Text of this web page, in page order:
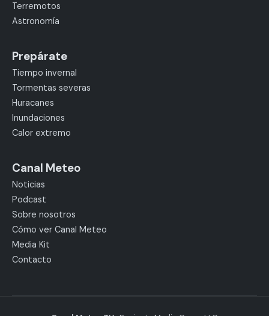
Terremotos
Astronomía
Prepárate
Tiempo invernal
Tormentas severas
Huracanes
Inundaciones
Calor extremo
Canal Meteo
Noticias
Podcast
Sobre nosotros
Cómo ver Canal Meteo
Media Kit
Contacto